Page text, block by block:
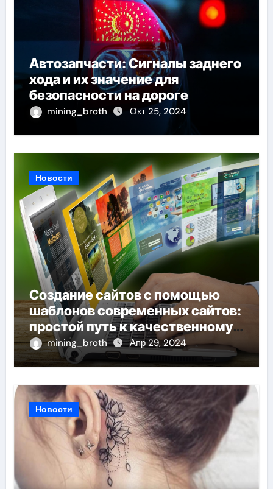
Автозапчасти: Сигналы заднего
хода и их значение для
безопасности на дороге
mining_broth Окт 25, 2024
Новости
Создание сайтов с помощью
шаблонов современных сайтов:
простой путь к качественному
веб-присутствию
mining_broth Апр 29, 2024
Новости